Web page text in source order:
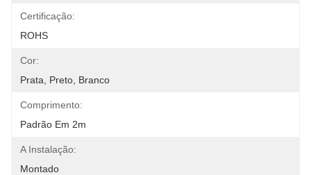
Certificação:
ROHS
Cor:
Prata, Preto, Branco
Comprimento:
Padrão Em 2m
A Instalação:
Montado